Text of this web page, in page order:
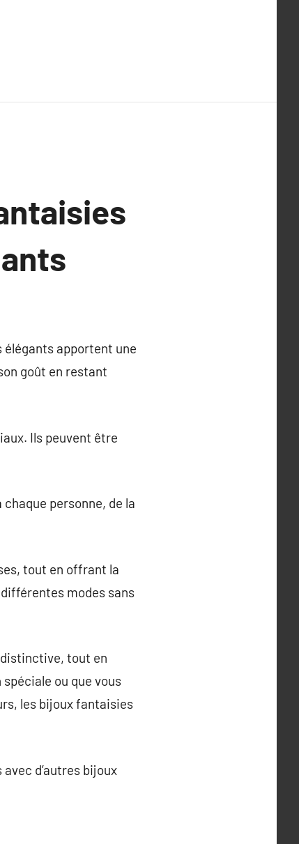
élégants apportent une
goût en restant
Ils peuvent être
personne, de la
tout en offrant la
modes sans
tout en
ou que vous
les bijoux fantaisies
d’autres bijoux